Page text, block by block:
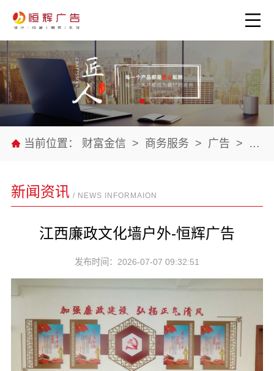
当前位置： 财富金信 > 商务服务 > 广告 > 公司
新闻资讯 / NEWS INFORMAION
江西廉政文化墙户外-恒辉广告
发布时间：2026-07-07 09:32:51